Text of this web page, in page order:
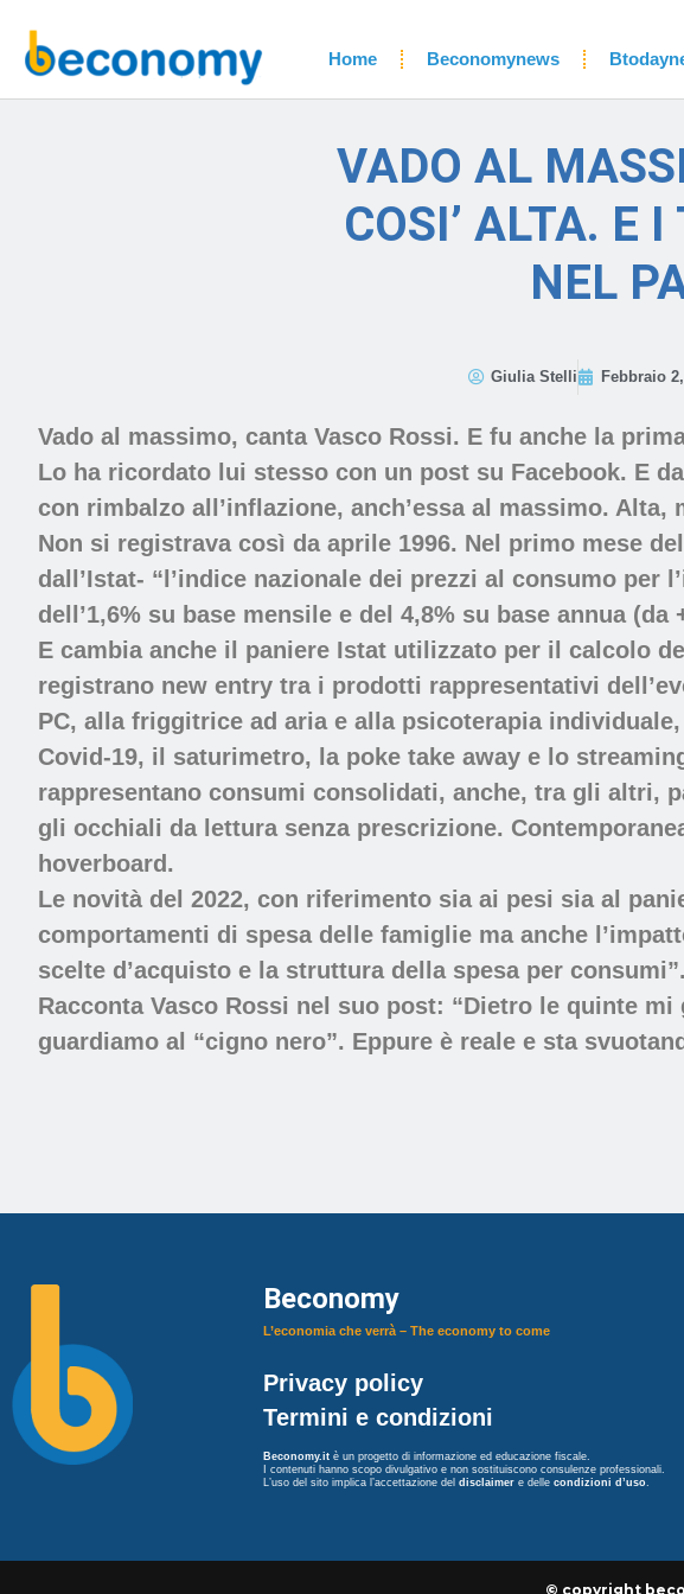
Home Beconomynews
VADO AL
COSI’ ALTA. E
NEL
Giulia Stelli Febbraio
Vado al massimo, canta Vasco Rossi. E fu anche la
Lo ha ricordato lui stesso con un post su Facebook. E
con rimbalzo all’inflazione, anch’essa al massimo.
Non si registrava così da aprile 1996. Nel primo mese
dall’Istat- “l’indice nazionale dei prezzi al consumo
dell’1,6% su base mensile e del 4,8% su base annua (da
E cambia anche il paniere Istat utilizzato per il calcolo
registrano new entry tra i prodotti rappresentativi
PC, alla friggitrice ad aria e alla psicoterapia
Covid-19, il saturimetro, la poke take away e lo
rappresentano consumi consolidati, anche, tra gli altri,
gli occhiali da lettura senza prescrizione.
hoverboard.
Le novità del 2022, con riferimento sia ai pesi sia al
comportamenti di spesa delle famiglie ma anche
scelte d’acquisto e la struttura della spesa per consumi”.
Racconta Vasco Rossi nel suo post: “Dietro le quinte
guardiamo al “cigno nero”. Eppure è reale e sta
Beconomy
L’economia che verrà – The economy to come
Privacy policy
Termini e condizioni
Beconomy.it è un progetto di informazione ed educazione fiscale.
I contenuti hanno scopo divulgativo e non sostituiscono consulenze professionali.
L’uso del sito implica l’accettazione deldisclaimer e dellecondizioni d’uso.
© copyright